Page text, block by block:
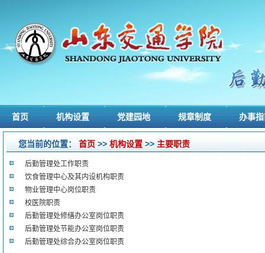
首页 机构设置 党建园地 规章制度 办事
您当前的位置： 首页 >> 机构设置 >> 主要职责
后勤管理处工作职责
饮食管理中心及其内设机构职责
物业管理中心岗位职责
校医院职责
后勤管理处修缮办公室岗位职责
后勤管理处节能办公室岗位职责
后勤管理处综合办公室岗位职责